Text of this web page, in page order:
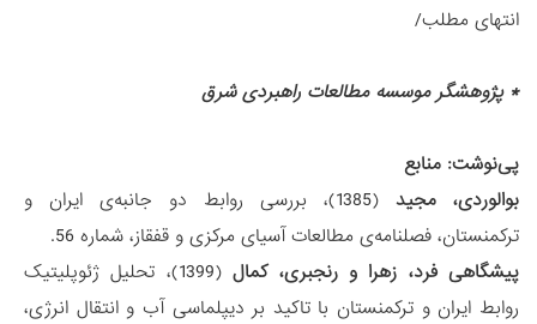
انتهای مطلب/
* پژوهشگر موسسه مطالعات راهبردی شرق
پی‌نوشت: منابع
بوالوردی، مجید
(1385)، بررسی روابط دو جانبه‌ی ایران و
ترکمنستان، فصلنامه‌ی مطالعات آسیای مرکزی و قفقاز، شماره 56.
پیشگاهی فرد، زهرا و رنجبری، کمال
(1399)، تحلیل ژئوپلیتیک
روابط ایران و ترکمنستان با تاکید بر دیپلماسی آب و انتقال انرژی،